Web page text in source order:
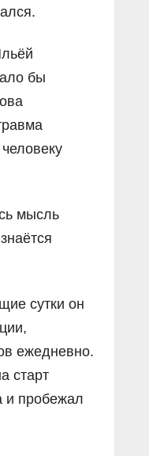
бы
мысль
сутки он
ежедневно.
старт
и пробежал